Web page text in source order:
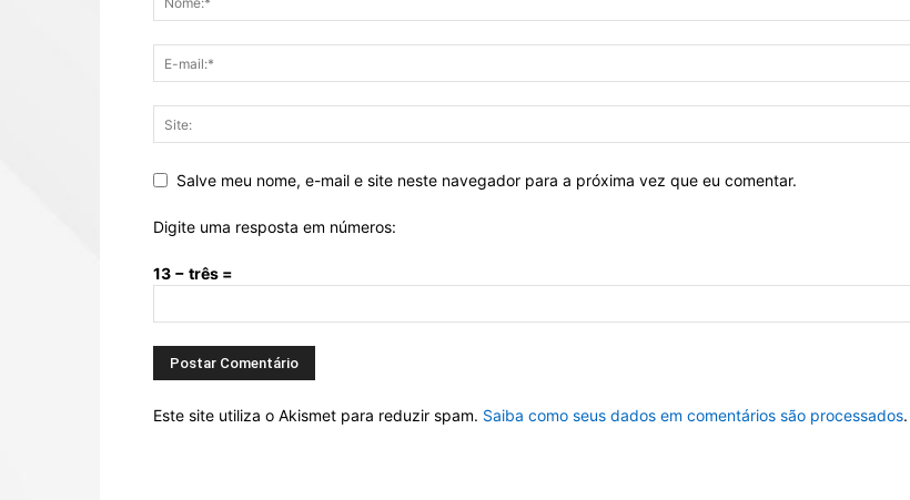
Salve meu nome, e-mail e site neste navegador para a próxima vez que eu comentar.
Digite uma resposta em números:
13 − três =
Este site utiliza o Akismet para reduzir spam. Saiba como seus dados em comentários são processados.